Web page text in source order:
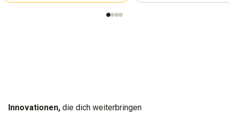
Innovationen, die dich weiterbringen